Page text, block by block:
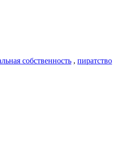
собственность , пиратство